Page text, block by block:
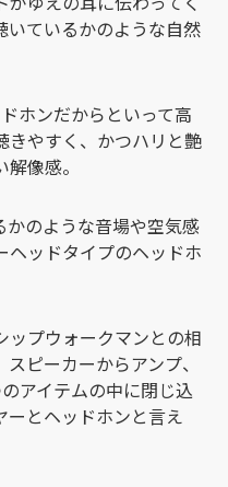
いているかのような自然
ホンだからといって高
きやすく、かつハリと艶
像感。
かのような音場や空気感
ヘッドタイプのヘッドホ
ップウォークマンとの相
ピーカーからアンプ、
アイテムの中に閉じ込
ーとヘッドホンと言え